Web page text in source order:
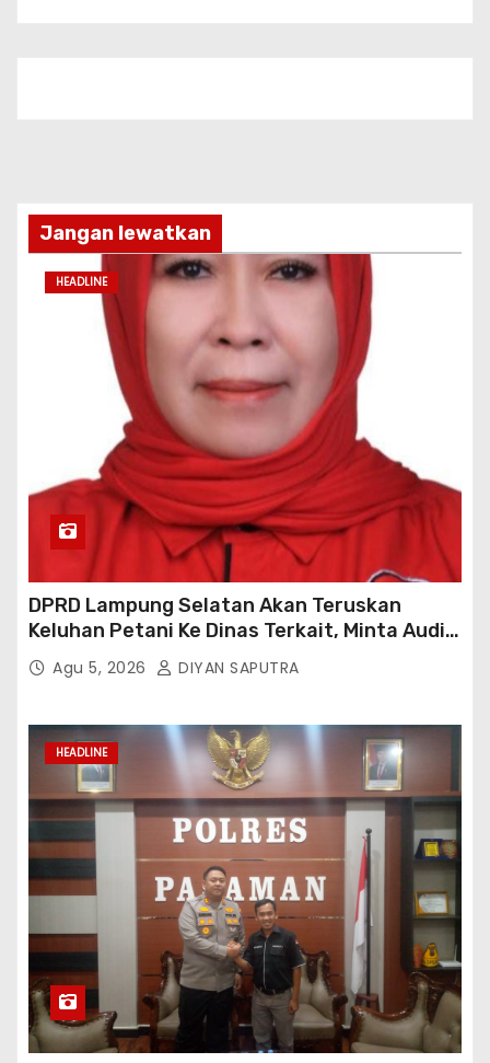
Jangan lewatkan
HEADLINE
DPRD Lampung Selatan Akan Teruskan
Keluhan Petani Ke Dinas Terkait, Minta Audit
Penyaluran Pupuk Bersubsidi Di Desa Budi
Lestari
Agu 5, 2026 DIYAN SAPUTRA
HEADLINE